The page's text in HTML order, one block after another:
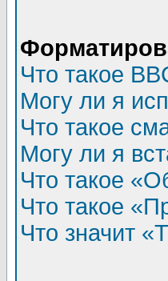
Что такое
Могу ли я
Что такое
Могу ли я
Что такое
Что такое
Что значит